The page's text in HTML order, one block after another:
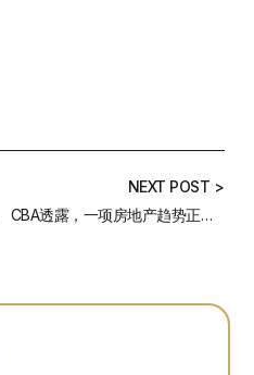
NEXT POST >
CBA透露，一项房地产趋势正吸引越来越多的首次置业者涌入市场